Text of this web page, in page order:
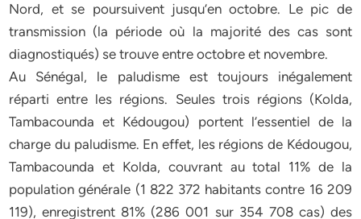
Nord, et se poursuivent jusqu’en octobre. Le pic de
transmission (la période où la majorité des cas sont
diagnostiqués) se trouve entre octobre et novembre.
Au Sénégal, le paludisme est toujours inégalement
réparti entre les régions. Seules trois régions (Kolda,
Tambacounda et Kédougou) portent l’essentiel de la
charge du paludisme. En effet, les régions de Kédougou,
Tambacounda et Kolda, couvrant au total 11% de la
population générale (1 822 372 habitants contre 16 209
119), enregistrent 81% (286 001 sur 354 708 cas) des